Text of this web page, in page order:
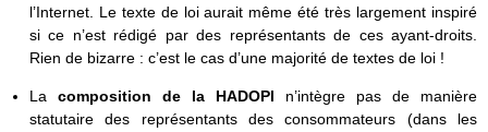
l’Internet. Le texte de loi aurait même été très largement inspiré
si ce n’est rédigé par des représentants de ces ayant-droits.
Rien de bizarre : c’est le cas d’une majorité de textes de loi !
La composition de la HADOPI n’intègre pas de manière
statutaire des représentants des consommateurs (dans les